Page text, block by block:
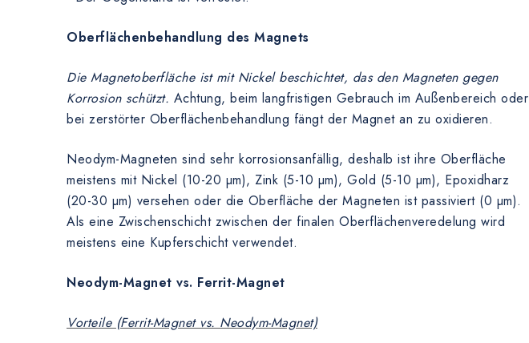
Oberflächenbehandlung des Magnets
Die Magnetoberfläche ist mit Nickel beschichtet, das den Magneten gegen
Korrosion schützt. Achtung, beim langfristigen Gebrauch im Außenbereich oder
bei zerstörter Oberflächenbehandlung fängt der Magnet an zu oxidieren.
Neodym-Magneten sind sehr korrosionsanfällig, deshalb ist ihre Oberfläche
meistens mit Nickel (10-20 µm), Zink (5-10 µm), Gold (5-10 µm), Epoxidharz
(20-30 µm) versehen oder die Oberfläche der Magneten ist passiviert (0 µm).
Als eine Zwischenschicht zwischen der finalen Oberflächenveredelung wird
meistens eine Kupferschicht verwendet.
Neodym-Magnet vs. Ferrit-Magnet
Vorteile (Ferrit-Magnet vs. Neodym-Magnet)